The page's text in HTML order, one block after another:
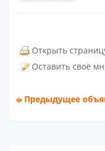
Открыть
Оставить своё
Предыдущее